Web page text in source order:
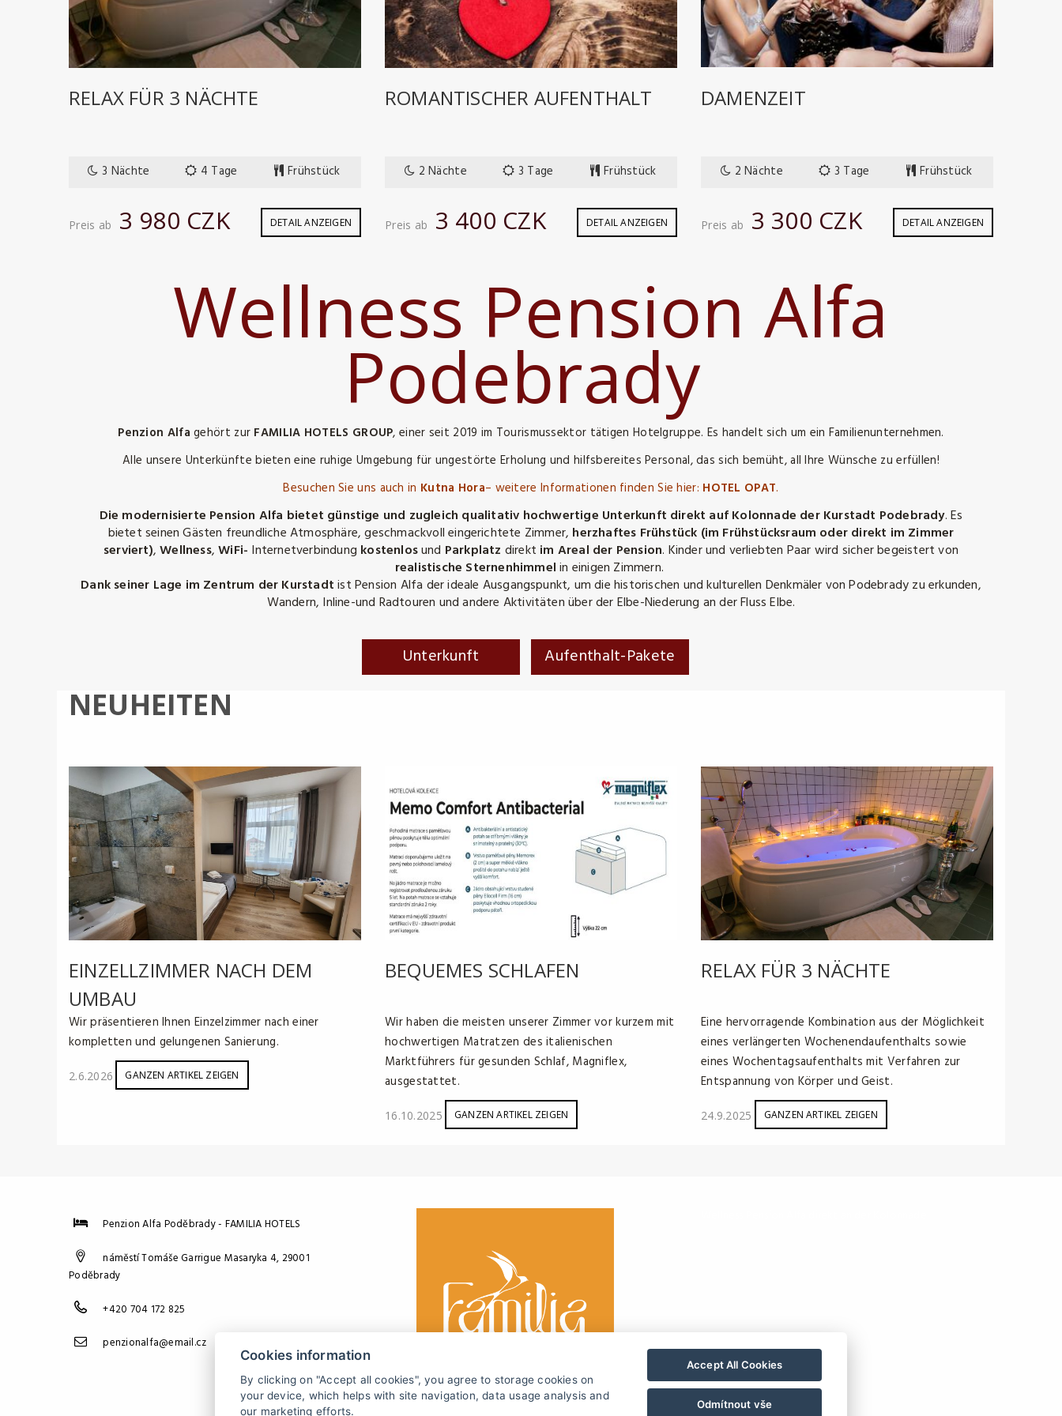
RELAX FÜR 3 NÄCHTE
3 Nächte 4 Tage Frühstück
Preis ab 3 980 CZK DETAIL ANZEIGEN
ROMANTISCHER AUFENTHALT
2 Nächte 3 Tage Frühstück
Preis ab 3 400 CZK DETAIL ANZEIGEN
DAMENZEIT
2 Nächte 3 Tage Frühstück
Preis ab 3 300 CZK DETAIL ANZEIGEN
Wellness Pension Alfa
Podebrady
Penzion Alfa gehört zur FAMILIA HOTELS GROUP, einer seit 2019 im Tourismussektor tätigen Hotelgruppe. Es handelt sich um ein Familienunternehmen.
Alle unsere Unterkünfte bieten eine ruhige Umgebung für ungestörte Erholung und hilfsbereites Personal, das sich bemüht, all Ihre Wünsche zu erfüllen!
Besuchen Sie uns auch in Kutna Hora– weitere Informationen finden Sie hier: HOTEL OPAT.
Die modernisierte Pension Alfa bietet günstige und zugleich qualitativ hochwertige Unterkunft direkt auf Kolonnade der Kurstadt Podebrady.Es
bietet seinen Gästen freundliche Atmosphäre, geschmackvoll eingerichtete Zimmer, herzhaftes Frühstück (im Frühstücksraum oder direkt im Zimmer
serviert),Wellness,WiFi- Internetverbindung kostenlosund Parkplatz direkt im Areal der Pension. Kinder und verliebten Paar wird sicher begeistert von
realistische Sternenhimmelin einigen Zimmern.
Dank seiner Lage im Zentrum der Kurstadtist Pension Alfa der ideale Ausgangspunkt, um die historischen und kulturellen Denkmäler von Podebrady zu erkunden,
Wandern, Inline-und Radtouren und andere Aktivitäten über der Elbe-Niederung an der Fluss Elbe.
Unterkunft Aufenthalt-Pakete
NEUHEITEN
EINZELLZIMMER NACH DEM
UMBAU
Wir präsentieren Ihnen Einzelzimmer nach einer
kompletten und gelungenen Sanierung.
2.6.2026 GANZEN ARTIKEL ZEIGEN
BEQUEMES SCHLAFEN
Wir haben die meisten unserer Zimmer vor kurzem mit
hochwertigen Matratzen des italienischen
Marktführers für gesunden Schlaf, Magniflex,
ausgestattet.
16.10.2025 GANZEN ARTIKEL ZEIGEN
RELAX FÜR 3 NÄCHTE
Eine hervorragende Kombination aus der Möglichkeit
eines verlängerten Wochenendaufenthalts sowie
eines Wochentagsaufenthalts mit Verfahren zur
Entspannung von Körper und Geist.
24.9.2025 GANZEN ARTIKEL ZEIGEN
Penzion Alfa Poděbrady - FAMILIA HOTELS
náměstí Tomáše Garrigue Masaryka 4, 29001
Poděbrady
+420 704 172 825
penzionalfa@email.cz
Cookies information
By clicking on "Accept all cookies", you agree to storage cookies on
your device, which helps with site navigation, data usage analysis and
our marketing efforts.
Accept All Cookies
Odmítnout vše